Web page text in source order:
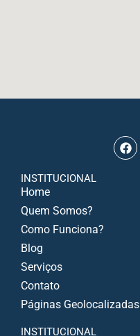
INSTITUCIONAL
Home
Quem Somos?
Como Funciona?
Blog
Serviços
Contato
Páginas Geolocalizadas
INSTITUCIONAL